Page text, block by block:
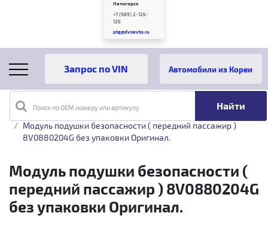
Пятигорск
+7 (989) 2-126-
126
ptg@dvsavto.ru
Поиск по OEM номеру или артикулу
Автомобили из Кореи
Главная
Каталог товаров
Модуль подушки безопасности ( передний пассажир )
8V0880204G без упаковки Оригинал.
Модуль подушки безопасности (
передний пассажир ) 8V0880204G
без упаковки Оригинал.